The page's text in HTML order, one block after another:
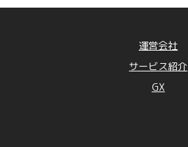
運営会社
サービス紹介
GX